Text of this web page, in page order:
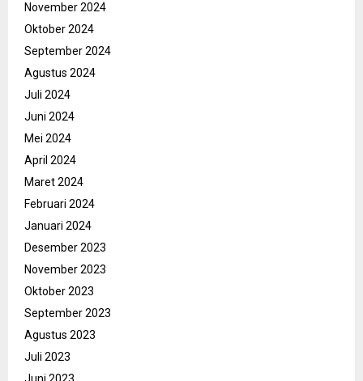
November 2024
Oktober 2024
September 2024
Agustus 2024
Juli 2024
Juni 2024
Mei 2024
April 2024
Maret 2024
Februari 2024
Januari 2024
Desember 2023
November 2023
Oktober 2023
September 2023
Agustus 2023
Juli 2023